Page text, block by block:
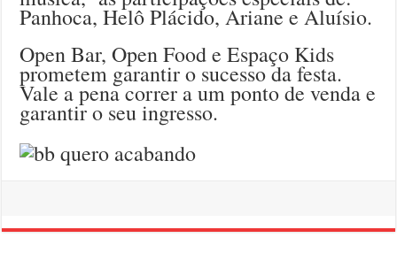
Panhoca, Helô Plácido, Ariane e Aluísio.
Open Bar, Open Food e Espaço Kids
prometem garantir o sucesso da festa.
Vale a pena correr a um ponto de venda e
garantir o seu ingresso.